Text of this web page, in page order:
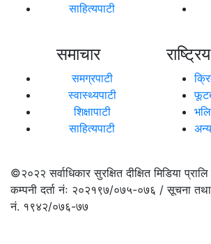
साहित्यपाटी
समाचार
समग्रपाटी
स्वास्थ्यपाटी
शिक्षापाटी
साहित्यपाटी
©२०२२सर्वाधिकार सुरक्षित दीक्षित मिडिया प्रालि
कम्पनी दर्ता नंः २०२१९७/०७५-०७६ / सूचना तथा
नं. १९४२/०७६-७७